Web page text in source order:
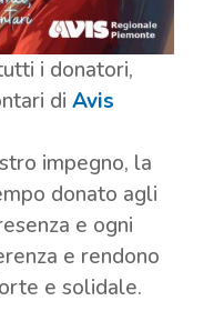
i donatori,
di Avis
impegno, la
donato agli
e ogni
e rendono
e solidale.